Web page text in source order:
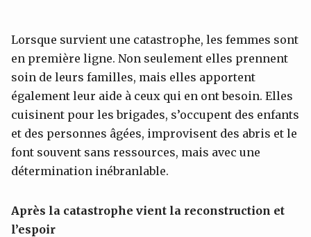
Lorsque survient une catastrophe, les femmes sont
en première ligne. Non seulement elles prennent
soin de leurs familles, mais elles apportent
également leur aide à ceux qui en ont besoin. Elles
cuisinent pour les brigades, s’occupent des enfants
et des personnes âgées, improvisent des abris et le
font souvent sans ressources, mais avec une
détermination inébranlable.
Après la catastrophe vient la reconstruction et
l’espoir